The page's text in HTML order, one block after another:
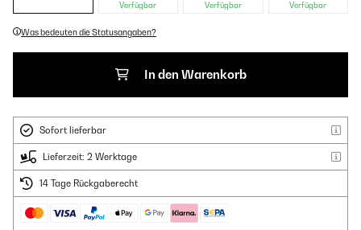
Verfügbar Verfügbar Verfügbar
Was bedeuten die Statusangaben?
In den Warenkorb
Sofort lieferbar
Lieferzeit: 2 Werktage
14 Tage Rückgaberecht